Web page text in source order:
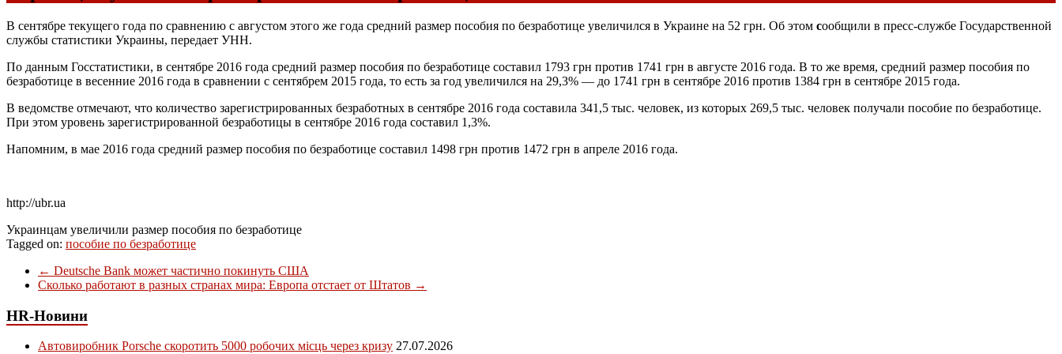
В сентябре текущего года по сравнению с августом этого же года средний размер пособия по безработице увеличился в Украине на 52 грн. Об этом сообщили в пресс-службе Государственной
службы статистики Украины, передает УНН.
По данным Госстатистики, в сентябре 2016 года средний размер пособия по безработице составил 1793 грн против 1741 грн в августе 2016 года. В то же время, средний размер пособия по
безработице в весенние 2016 года в сравнении с сентябрем 2015 года, то есть за год увеличился на 29,3% — до 1741 грн в сентябре 2016 против 1384 грн в сентябре 2015 года.
В ведомстве отмечают, что количество зарегистрированных безработных в сентябре 2016 года составила 341,5 тыс. человек, из которых 269,5 тыс. человек получали пособие по безработице.
При этом уровень зарегистрированной безработицы в сентябре 2016 года составил 1,3%.
Напомним, в мае 2016 года средний размер пособия по безработице составил 1498 грн против 1472 грн в апреле 2016 года.
http://ubr.ua
Украинцам увеличили размер пособия по безработице
Tagged on: пособие по безработице
← Deutsche Bank может частично покинуть США
Сколько работают в разных странах мира: Европа отстает от Штатов →
HR-Новини
Автовиробник Porsche скоротить 5000 робочих місць через кризу 27.07.2026